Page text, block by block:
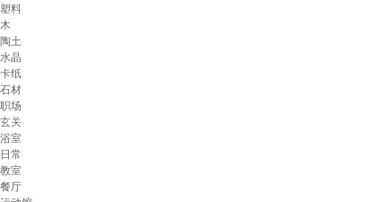
塑料
木
陶土
水晶
卡纸
石材
职场
玄关
浴室
日常
教室
餐厅